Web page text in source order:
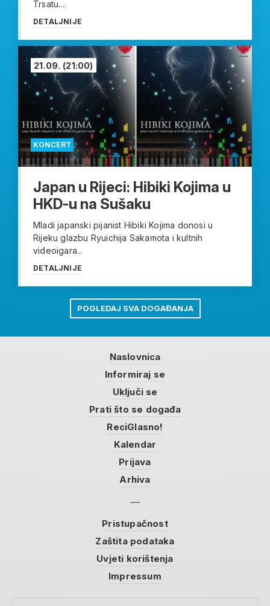
Trsatu....
DETALJNIJE
KONCERT
21.09. (21:00)
Japan u Rijeci: Hibiki Kojima u
HKD-u na Sušaku
Mladi japanski pijanist Hibiki Kojima donosi u
Rijeku glazbu Ryuichija Sakamota i kultnih
videoigara...
DETALJNIJE
POGLEDAJ SVA DOGAĐANJA
Naslovnica
Informiraj se
Uključi se
Prati što se događa
ReciGlasno!
Kalendar
Prijava
Arhiva
Pristupačnost
Zaštita podataka
Uvjeti korištenja
Impressum